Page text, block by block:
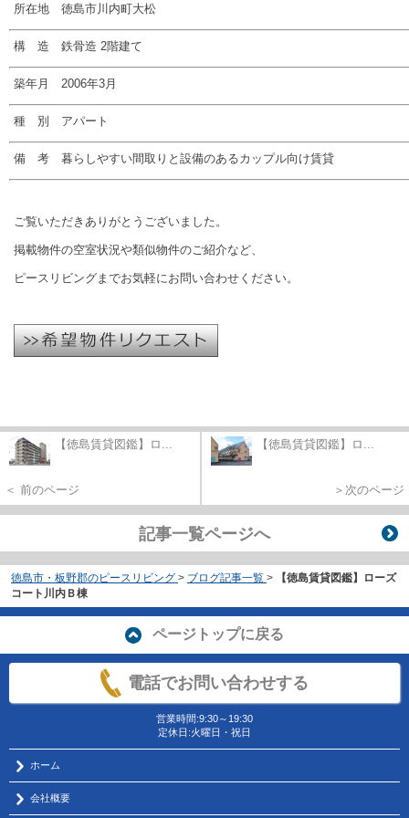
所在地 徳島市川内町大松
構 造 鉄骨造 2階建て
築年月 2006年3月
種 別 アパート
備 考 暮らしやすい間取りと設備のあるカップル向け賃貸
ご覧いただきありがとうございました。
掲載物件の空室状況や類似物件のご紹介など、
ピースリビングまでお気軽にお問い合わせください。
【徳島賃貸図鑑】ロ...
＜ 前のページ
【徳島賃貸図鑑】ロ...
＞次のページ
記事一覧ページへ
徳島市・板野郡のピースリビング > ブログ記事一覧 >
【徳島賃貸図鑑】ローズ
コート川内Ｂ棟
ページトップに戻る
電話でお問い合わせする
営業時間:9:30～19:30
定休日:火曜日・祝日
ホーム
会社概要